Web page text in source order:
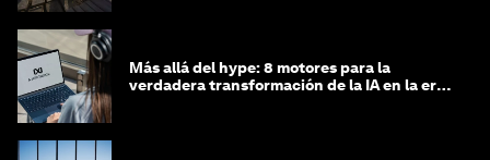
Más allá del hype: 8 motores para la
verdadera transformación de la IA en la era